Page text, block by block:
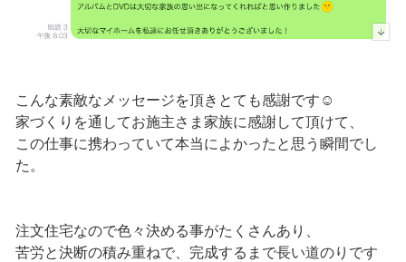
こんな素敵なメッセージを頂きとても感謝です☺️
家づくりを通してお施主さま家族に感謝して頂けて、
この仕事に携わっていて本当によかったと思う瞬間でし
た。
注文住宅なので色々決める事がたくさんあり、
苦労と決断の積み重ねで、完成するまで長い道のりです